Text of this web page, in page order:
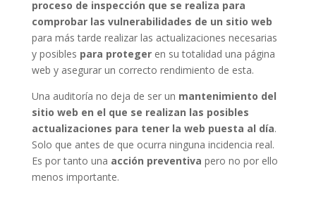
proceso de inspección que se realiza para
comprobar las vulnerabilidades de un sitio web
para más tarde realizar las actualizaciones necesarias
y posibles para protegeren su totalidad una página
web y asegurar un correcto rendimiento de esta.
Una auditoría no deja de ser un mantenimiento del
sitio web en el que se realizan las posibles
actualizaciones para tener la web puesta al día.
Solo que antes de que ocurra ninguna incidencia real.
Es por tanto una acción preventiva pero no por ello
menos importante.